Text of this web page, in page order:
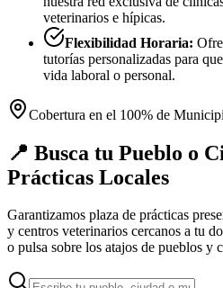
veterinarios e hípicas.
Flexibilidad Horaria:
tutorías personalizadas para
vida laboral o personal.
Cobertura en el 100% de
📍 Busca tu Pueblo o
Prácticas Locales
Garantizamos plaza de prácticas
y centros veterinarios cercanos a tu
o pulsa sobre los atajos de pueblos y